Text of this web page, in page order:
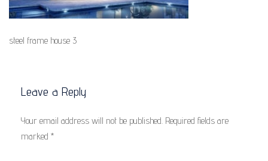
steel frame house 3
Leave a Reply
Your email address will not be published. Required fields are
marked *